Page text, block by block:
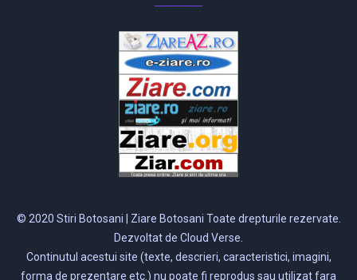
© 2020 Stiri Botosani | Ziare Botosani Toate drepturile rezervate.
Dezvoltat de Cloud Verse.
Continutul acestui site (texte, descrieri, caracteristici, imagini,
forma de prezentare etc.) nu poate fi reprodus sau utilizat fara